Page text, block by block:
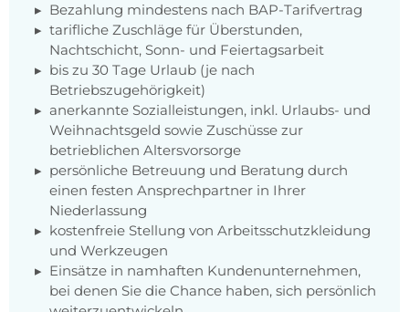
Bezahlung mindestens nach BAP-Tarifvertrag
tarifliche Zuschläge für Überstunden,
Nachtschicht, Sonn- und Feiertagsarbeit
bis zu 30 Tage Urlaub (je nach
Betriebszugehörigkeit)
anerkannte Sozialleistungen, inkl. Urlaubs- und
Weihnachtsgeld sowie Zuschüsse zur
betrieblichen Altersvorsorge
persönliche Betreuung und Beratung durch
einen festen Ansprechpartner in Ihrer
Niederlassung
kostenfreie Stellung von Arbeitsschutzkleidung
und Werkzeugen
Einsätze in namhaften Kundenunternehmen,
bei denen Sie die Chance haben, sich persönlich